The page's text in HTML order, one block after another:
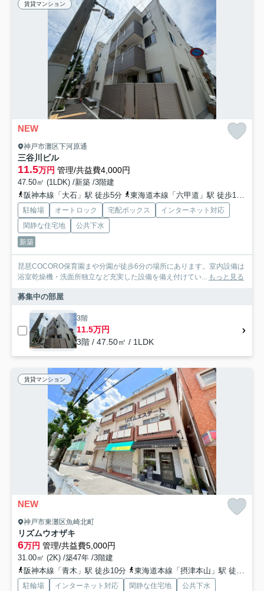
賃貸マンション
NEW
神戸市灘区下河原通
三谷川ビル
11.5万円 管理/共益費4,000円
47.50㎡ (1LDK) /新築 /3階建
阪神本線「大石」駅 徒歩5分
東海道本線「六甲道」駅 徒歩10分
駐輪場 オートロック 宅配ボックス
インターネット対応
閑静な住宅地
公共下水
新築
琵琶COCORO保育園まや分園が徒歩6分の場所にあります。室内設備は
浴室乾燥機・洗面所独立など充実した設備を備え付けてい... もっと見る
募集中の部屋
3階
11.5万円
3階 / 47.50㎡ / 1LDK
賃貸マンション
NEW
神戸市東灘区魚崎北町
リズムウオザキ
6万円 管理/共益費5,000円
31.00㎡ (2K) /築47年 /3階建
阪神本線「青木」駅 徒歩10分
東海道本線「摂津本山」駅 徒歩15分
駐輪場 インターネット対応 閑静な住宅地 公共下水